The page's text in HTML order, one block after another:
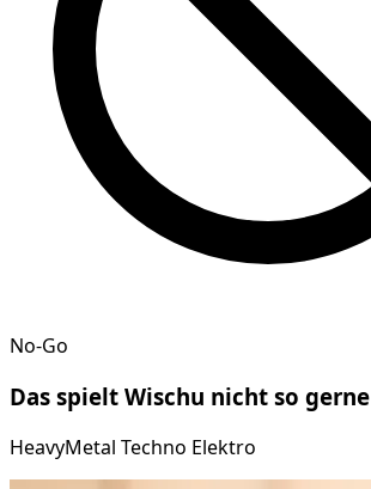
No-Go
Das spielt Wischu nicht so gerne
HeavyMetal Techno Elektro